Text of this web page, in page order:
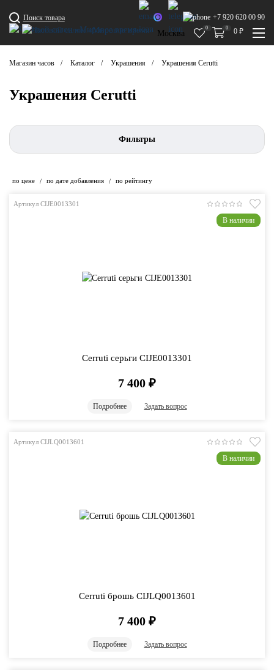
Поиск товара +7 920 620 00 90
Москва
0 0 0 ₽
Магазин часов Каталог Украшения Украшения Cerutti
Украшения Cerutti
Фильтры
по цене / по дате добавления / по рейтингу
Артикул CIJE0013301
В наличии
Cerruti серьги CIJE0013301
7 400 ₽
Подробнее Задать вопрос
Артикул CIJLQ0013601
В наличии
Cerruti брошь CIJLQ0013601
7 400 ₽
Подробнее Задать вопрос